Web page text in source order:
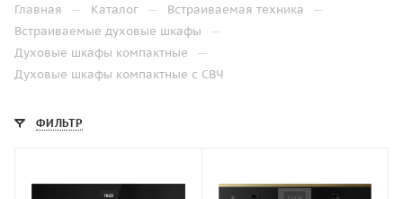
Главная — Каталог — Встраиваемая техника —
Встраиваемые духовые шкафы —
Духовые шкафы компактные —
Духовые шкафы компактные с СВЧ
ФИЛЬТР